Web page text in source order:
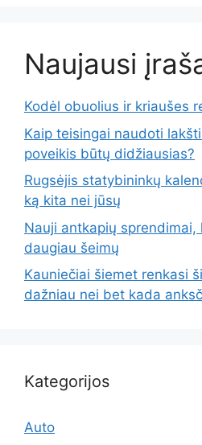
Naujausi
Kodėl obuolius ir kriaušes
Kaip teisingai naudoti
poveikis būtų didžiausias?
Rugsėjis statybininkų
ką kita nei jūsų
Nauji antkapių sprendimai,
daugiau šeimų
Kauniečiai šiemet renkasi
dažniau nei bet kada
Kategorijos
Auto